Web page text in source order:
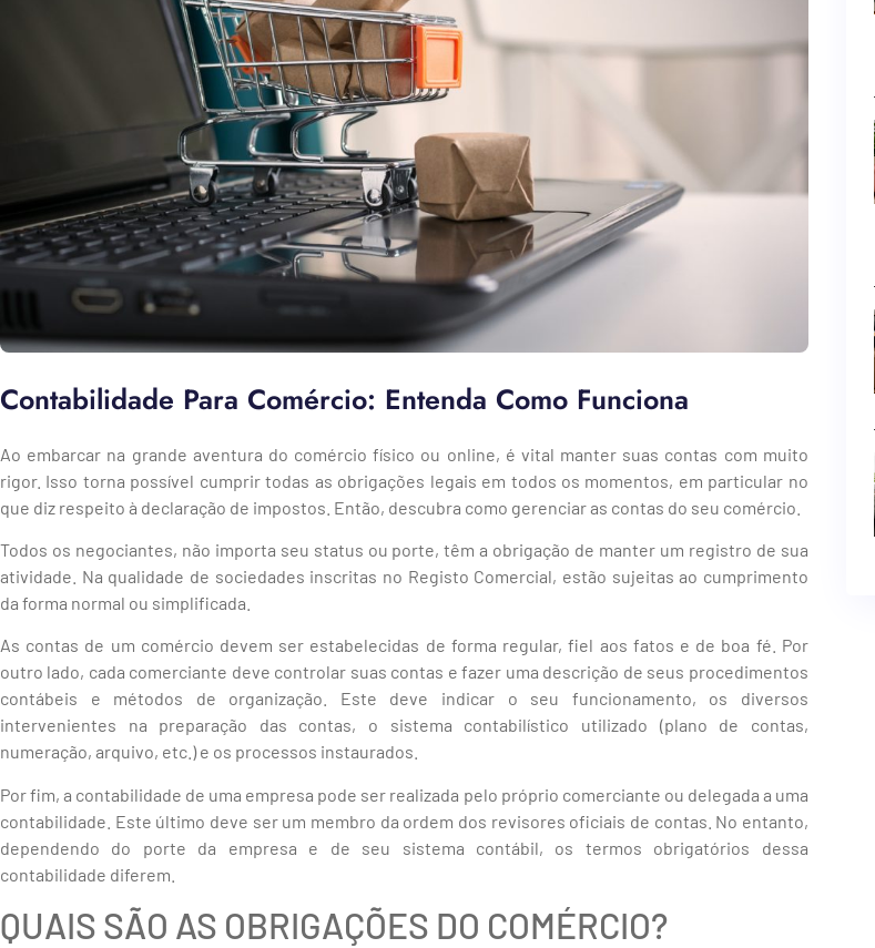
Contabilidade Para Comércio: Entenda Como Funciona
Ao embarcar na grande aventura do comércio físico ou online, é vital manter suas contas com muito
rigor. Isso torna possível cumprir todas as obrigações legais em todos os momentos, em particular no
que diz respeito à declaração de impostos. Então, descubra como gerenciar as contas do seu comércio.
Todos os negociantes, não importa seu status ou porte, têm a obrigação de manter um registro de sua
atividade. Na qualidade de sociedades inscritas no Registo Comercial, estão sujeitas ao cumprimento
da forma normal ou simplificada.
As contas de um comércio devem ser estabelecidas de forma regular, fiel aos fatos e de boa fé. Por
outro lado, cada comerciante deve controlar suas contas e fazer uma descrição de seus procedimentos
contábeis e métodos de organização. Este deve indicar o seu funcionamento, os diversos
intervenientes na preparação das contas, o sistema contabilístico utilizado (plano de contas,
numeração, arquivo, etc.) e os processos instaurados.
Por fim, a contabilidade de uma empresa pode ser realizada pelo próprio comerciante ou delegada a uma
contabilidade. Este último deve ser um membro da ordem dos revisores oficiais de contas. No entanto,
dependendo do porte da empresa e de seu sistema contábil, os termos obrigatórios dessa
contabilidade diferem.
QUAIS SÃO AS OBRIGAÇÕES DO COMÉRCIO?